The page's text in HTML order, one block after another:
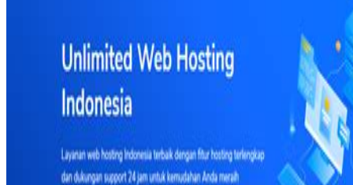
V
Veja
Vitaflow
Vtech